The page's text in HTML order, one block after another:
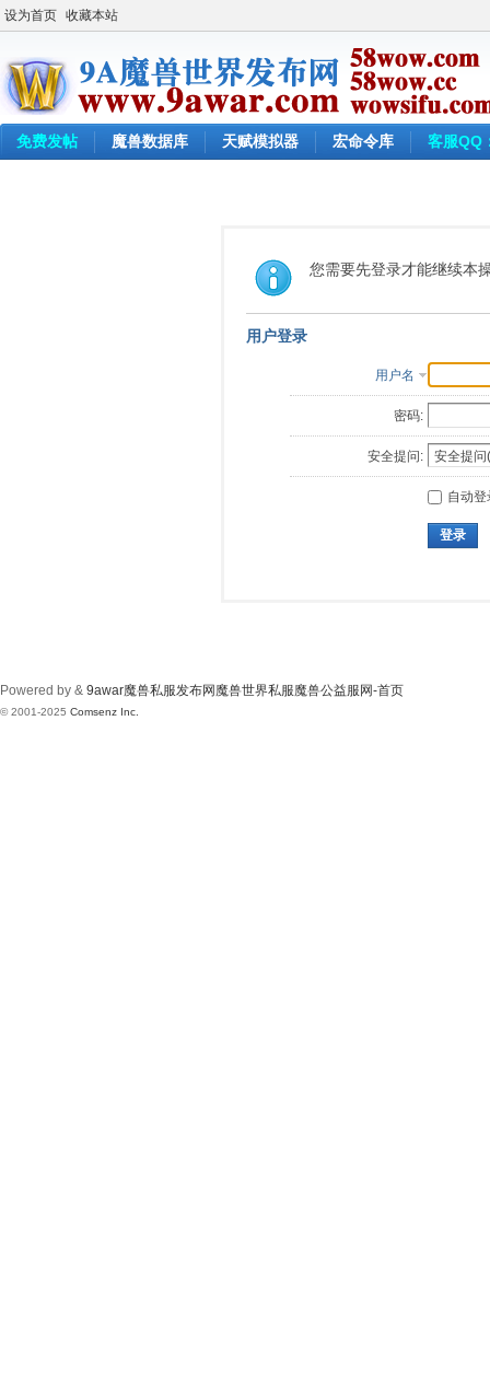
设为首页 收藏本站
免费发帖 魔兽数据库 天赋模拟器 宏命令库 客服QQ
您需要先登录才能继续本
用户登录
用户名
密码:
安全提问:
自动登
登录
Powered by & 9awar魔兽私服发布网魔兽世界私服魔兽公益服网-首页
© 2001-2025 Comsenz Inc.